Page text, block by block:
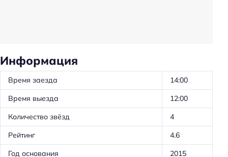
Оборудование для кухни: чайник
Трансфер: бесплатный
Удобства в номерах
Кухня/кухонный уголок в номере
Стиральная машина
Информация
Время заезда
14:00
Время выезда
12:00
Количество звёзд
4
Рейтинг
4.6
Год основания
2015